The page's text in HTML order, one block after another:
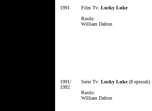
1991 Film Tv: Lucky Luke
Ruolo:
William Dalton
1991/
1992
Serie Tv: Lucky Luke(8 episodi)
Ruolo:
William Dalton